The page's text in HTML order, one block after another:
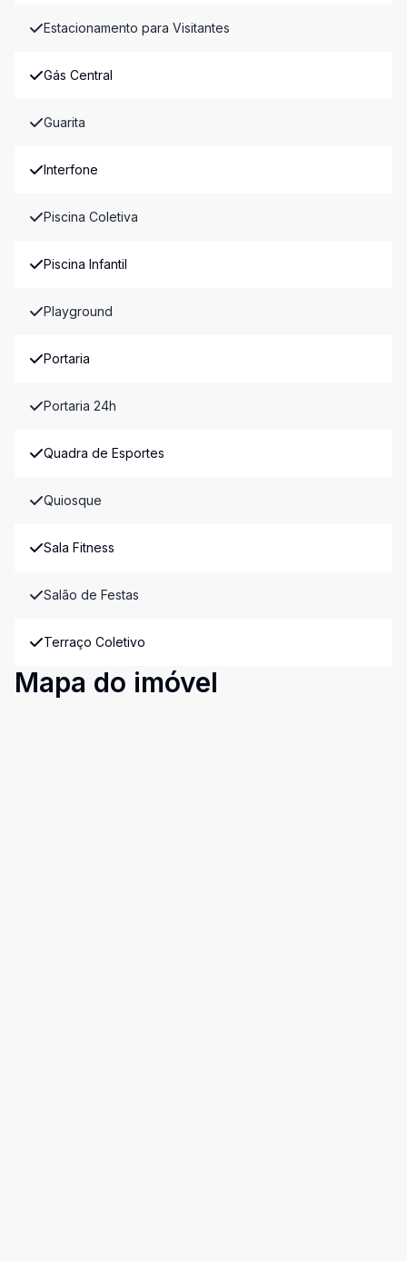
Estacionamento para Visitantes
Gás Central
Guarita
Interfone
Piscina Coletiva
Piscina Infantil
Playground
Portaria
Portaria 24h
Quadra de Esportes
Quiosque
Sala Fitness
Salão de Festas
Terraço Coletivo
Mapa do imóvel